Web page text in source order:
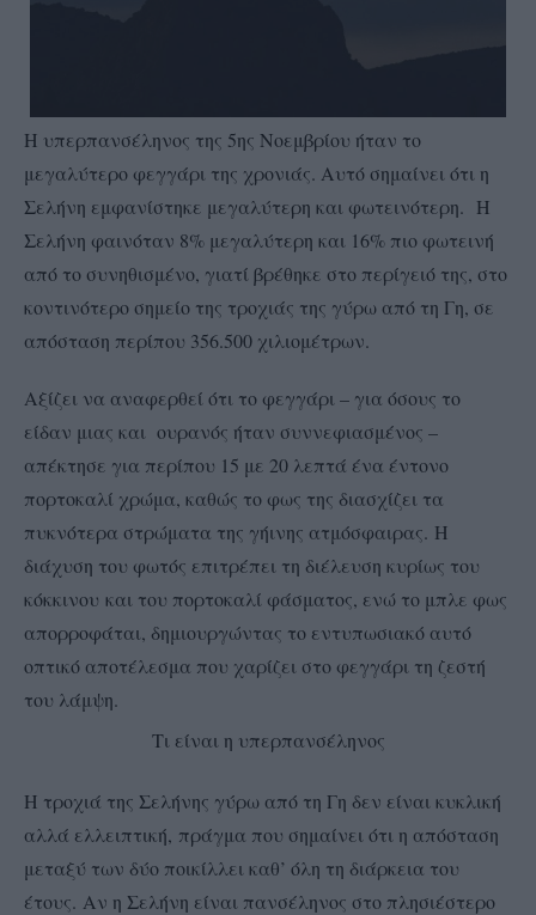
Η υπερπανσέληνος της 5ης Νοεμβρίου ήταν το
μεγαλύτερο φεγγάρι της χρονιάς. Αυτό σημαίνει ότι η
Σελήνη εμφανίστηκε μεγαλύτερη και φωτεινότερη. Η
Σελήνη φαινόταν 8% μεγαλύτερη και 16% πιο φωτεινή
από το συνηθισμένο, γιατί βρέθηκε στο περίγειό της, στο
κοντινότερο σημείο της τροχιάς της γύρω από τη Γη, σε
απόσταση περίπου 356.500 χιλιομέτρων.
Αξίζει να αναφερθεί ότι το φεγγάρι – για όσους το
είδαν μιας και ουρανός ήταν συννεφιασμένος –
απέκτησε για περίπου 15 με 20 λεπτά ένα έντονο
πορτοκαλί χρώμα, καθώς το φως της διασχίζει τα
πυκνότερα στρώματα της γήινης ατμόσφαιρας. Η
διάχυση του φωτός επιτρέπει τη διέλευση κυρίως του
κόκκινου και του πορτοκαλί φάσματος, ενώ το μπλε φως
απορροφάται, δημιουργώντας το εντυπωσιακό αυτό
οπτικό αποτέλεσμα που χαρίζει στο φεγγάρι τη ζεστή
του λάμψη.
Τι είναι η υπερπανσέληνος
Η τροχιά της Σελήνης γύρω από τη Γη δεν είναι κυκλική
αλλά ελλειπτική, πράγμα που σημαίνει ότι η απόσταση
μεταξύ των δύο ποικίλλει καθ’ όλη τη διάρκεια του
έτους. Αν η Σελήνη είναι πανσέληνος στο πλησιέστερο